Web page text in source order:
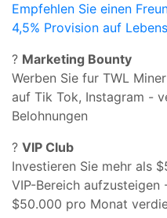
Empfehlen Sie einen
4,5% Provision auf
? Marketing Bounty
Werben Sie fur TWL
auf Tik Tok, Instagram -
Belohnungen
? VIP Club
Investieren Sie mehr als
VIP-Bereich
$50.000 pro Monat